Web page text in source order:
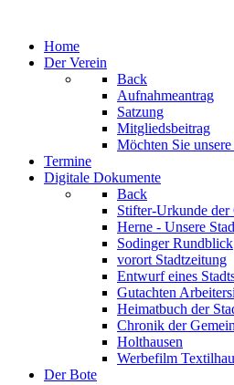
Home
Der Verein
Back
Aufnahmeantrag
Satzung
Mitgliedsbeitrag
Möchten Sie
Termine
Digitale Dokumente
Back
Stifter-Urkunde
Herne - Unsere
Sodinger Rundblick
vorort Stadtzeitung
Entwurf eines
Gutachten
Heimatbuch der
Chronik der
Holthausen
Werbefilm
Der Bote